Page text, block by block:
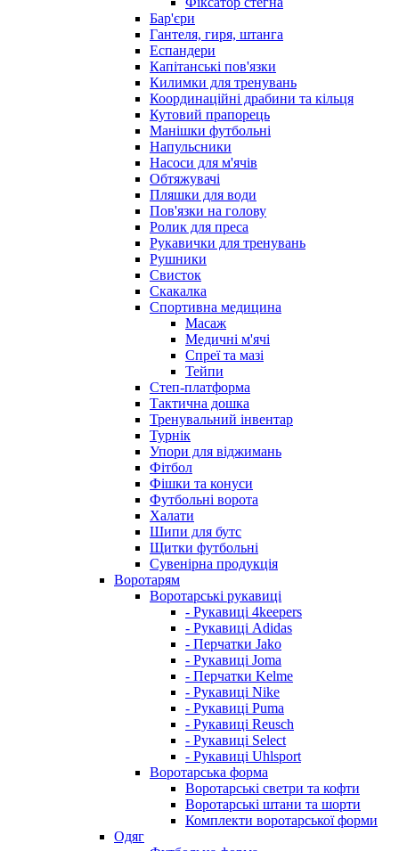
Бар'єри
Гантеля, гиря, штанга
Еспандери
Капітанські пов'язки
Килимки для тренувань
Координаційні драбини та кільця
Кутовий прапорець
Манішки футбольні
Напульсники
Насоси для м'ячів
Обтяжувачі
Пляшки для води
Пов'язки на голову
Ролик для преса
Рукавички для тренувань
Рушники
Свисток
Скакалка
Спортивна медицина
Масаж
Медичні м'ячі
Спреї та мазі
Тейпи
Степ-платформа
Тактична дошка
Тренувальний інвентар
Турнік
Упори для віджимань
Фітбол
Фішки та конуси
Футбольні ворота
Халати
Шипи для бутс
Щитки футбольні
Сувенірна продукція
Воротарям
Воротарські рукавиці
- Рукавиці 4keepers
- Рукавиці Adidas
- Перчатки Jako
- Рукавиці Joma
- Перчатки Kelme
- Рукавиці Nike
- Рукавиці Puma
- Рукавиці Reusch
- Рукавиці Select
- Рукавиці Uhlsport
Воротарська форма
Воротарські светри та кофти
Воротарські штани та шорти
Комплекти воротарської форми
Одяг